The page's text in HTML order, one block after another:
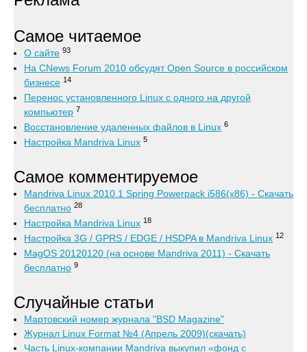
Самое читаемое
О сайте 93
На CNews Forum 2010 обсудят Open Source в российском
бизнесе 14
Перенос установленного Linux с одного на другой
компьютер 7
Восстановление удаленных файлов в Linux 6
Настройка Mandriva Linux 5
Самое комментируемое
Mandriva Linux 2010.1 Spring Powerpack i586(x86) - Скачать
бесплатно 28
Настройка Mandriva Linux 18
Настройка 3G / GPRS / EDGE / HSDPA в Mandriva Linux 12
MagOS 20120120 (на основе Mandriva 2011) - Скачать
бесплатно 9
Случайные статьи
Мартовский номер журнала "BSD Magazine"
Журнал Linux Format №4 (Апрель 2009)(скачать)
Часть Linux-компании Mandriva выкупил «фонд с